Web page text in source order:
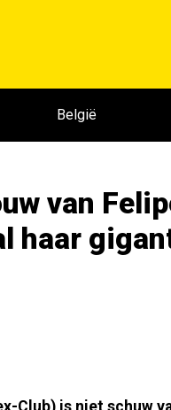
België
van
haar
Club) is niet schuw